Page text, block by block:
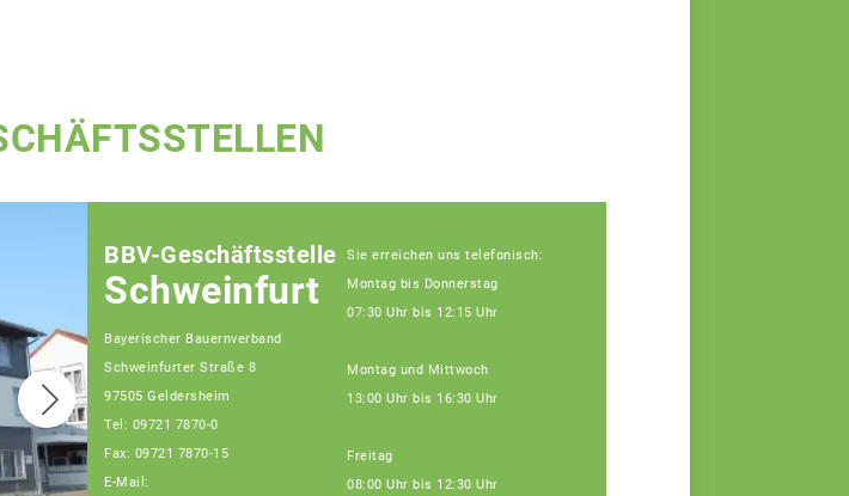
BBV-Geschäftsstelle
Schweinfurt
Bayerischer Bauernverband
Schweinfurter Straße 8
97505 Geldersheim
Tel: 09721 7870-0
Fax: 09721 7870-15
E-Mail:
Sie erreichen uns telefonisch:
Montag bis Donnerstag
07:30 Uhr bis 12:15 Uhr
Montag und Mittwoch
13:00 Uhr bis 16:30 Uhr
Freitag
08:00 Uhr bis 12:30 Uhr